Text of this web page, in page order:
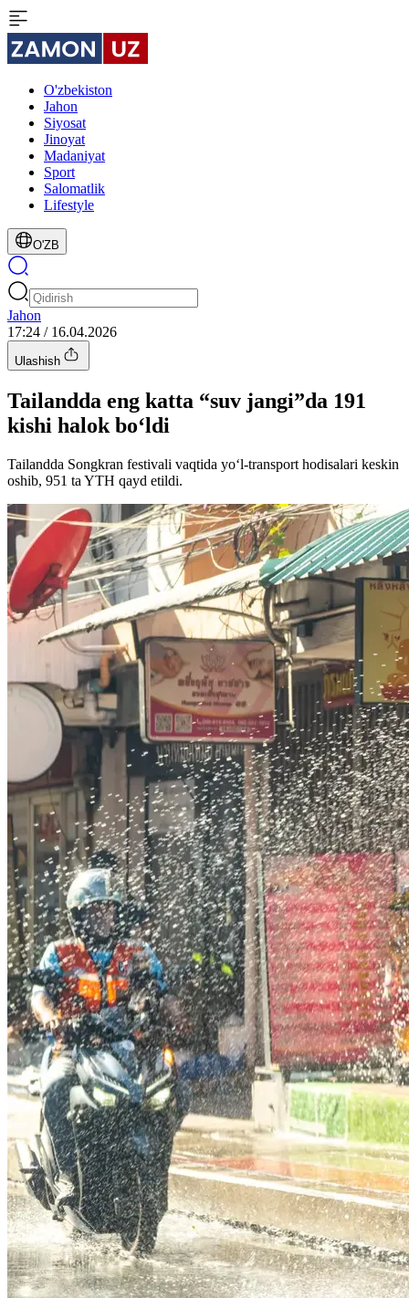
O'zbekiston
Jahon
Siyosat
Jinoyat
Madaniyat
Sport
Salomatlik
Lifestyle
O'ZB
Jahon
17:24 / 16.04.2026
Ulashish
Tailandda eng katta “suv jangi”da 191
kishi halok bo‘ldi
Tailandda Songkran festivali vaqtida yo‘l-transport hodisalari keskin
oshib, 951 ta YTH qayd etildi.